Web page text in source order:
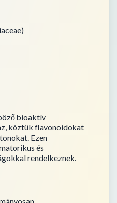
bioaktív
köztük flavonoidokat
Ezen
és
rendelkeznek.